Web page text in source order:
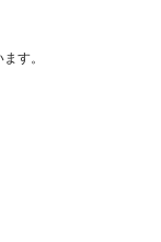
す。